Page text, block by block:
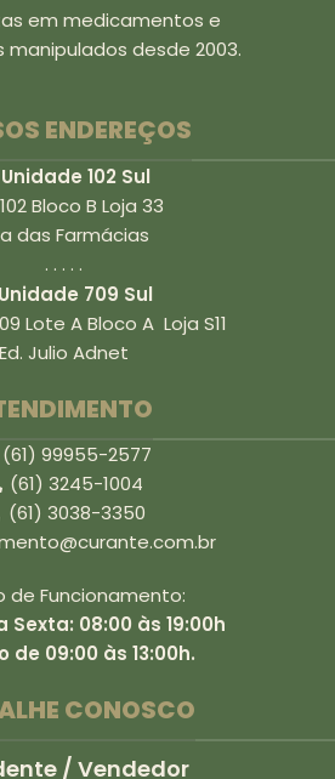
em medicamentos e
desde 2003.
ENDEREÇOS
Unidade 102 Sul
Bloco B Loja 33
das Farmácias
. . . . .
Unidade 709 Sul
Lote A Bloco A Loja S11
Ed. Julio Adnet
(61) 99955-2577
(61) 3245-1004
(61) 3038-3350
de Funcionamento:
Sexta: 08:00 às 19:00h
de 09:00 às 13:00h.
CONOSCO
/ Vendedor